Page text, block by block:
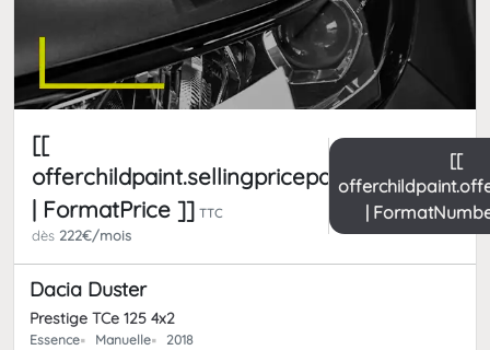
[[
offerchildpaint.sellingpricepart_ttc
| FormatPrice ]] TTC
dès 222€/mois
[[
|
Dacia Duster
Prestige TCe 125 4x2
Essence Manuelle
2018